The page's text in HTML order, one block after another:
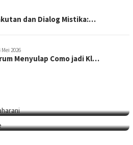
dan Dialog Mistika:…
Mei 2026
Menyulap Como jadi Kl…
Jenama Fesyen…